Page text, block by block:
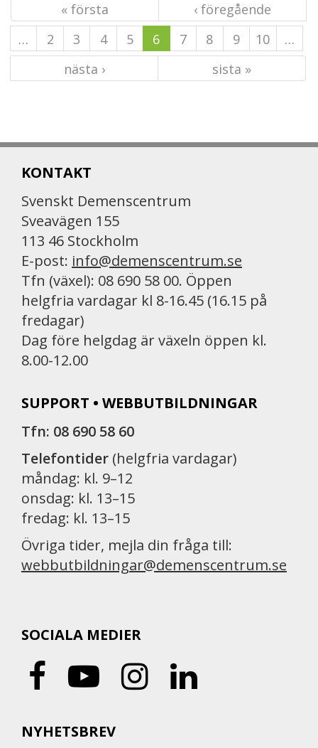
« första
‹ föregående
…
2 3 4 5 6 7 8 9 10
…
nästa ›
sista »
KONTAKT
Svenskt Demenscentrum
Sveavägen 155
113 46 Stockholm
E-post: info@demenscentrum.se
Tfn (växel): 08 690 58 00. Öppen
helgfria vardagar kl 8-16.45 (16.15 på
fredagar)
Dag före helgdag är växeln öppen kl.
8.00-12.00
SUPPORT • WEBBUTBILDNINGAR
Tfn: 08 690 58 60
Telefontider (helgfria vardagar)
måndag: kl. 9–12
onsdag: kl. 13–15
fredag: kl. 13–15
Övriga tider, mejla din fråga till:
webbutbildningar@demenscentrum.se
SOCIALA MEDIER
NYHETSBREV